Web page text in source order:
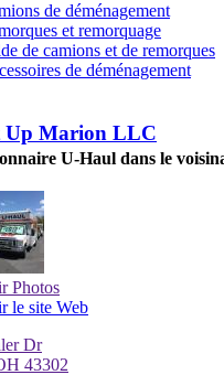
de déménagement
et remorquage
de camions et de remorques
de déménagement
Up Marion LLC
U-Haul dans le
Photos
le site Web
Dr
43302